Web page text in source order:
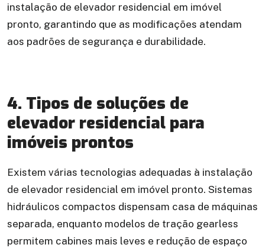
instalação de elevador residencial em imóvel
pronto, garantindo que as modificações atendam
aos padrões de segurança e durabilidade.
4. Tipos de soluções de
elevador residencial para
imóveis prontos
Existem várias tecnologias adequadas à instalação
de elevador residencial em imóvel pronto. Sistemas
hidráulicos compactos dispensam casa de máquinas
separada, enquanto modelos de tração gearless
permitem cabines mais leves e redução de espaço